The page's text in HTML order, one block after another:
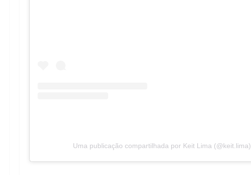
Uma publicação compartilhada por Keit Lima (@keit.lima)